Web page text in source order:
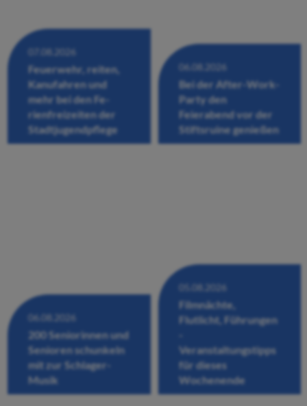
07.08.2026
Feuerwehr, reiten,
Kanufahren und
mehr bei den Fe-
rienfreizeiten der
Stadtjugendpflege
06.08.2026
Bei der After-Work-
Party den
Feierabend vor der
Stiftsruine genießen
06.08.2026
200 Seniorinnen und
Senioren schunkeln
mit zur Schlager-
Musik
05.08.2026
Filmnächte,
Flutlicht, Führungen
Veranstaltungstipps
für dieses
Wochenende